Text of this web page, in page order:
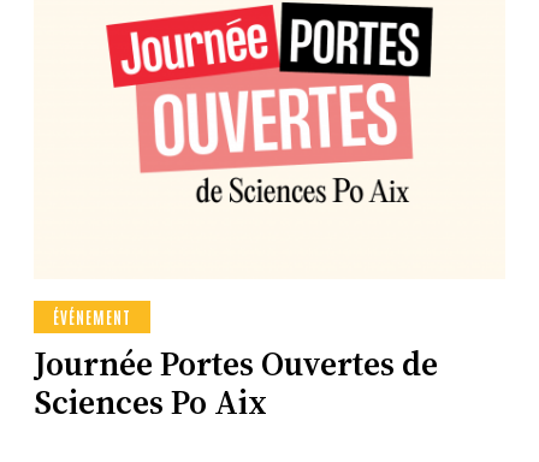
ÉVÉNEMENT
Journée Portes Ouvertes de
Sciences Po Aix